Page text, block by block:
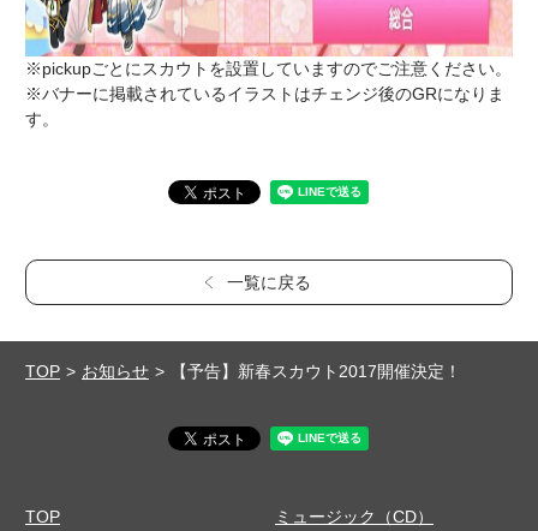
※pickupごとにスカウトを設置していますのでご注意ください。
※バナーに掲載されているイラストはチェンジ後のGRになりま
す。
一覧に戻る
TOP お知らせ 【予告】新春スカウト2017開催決定！
TOP
ミュージック（CD）